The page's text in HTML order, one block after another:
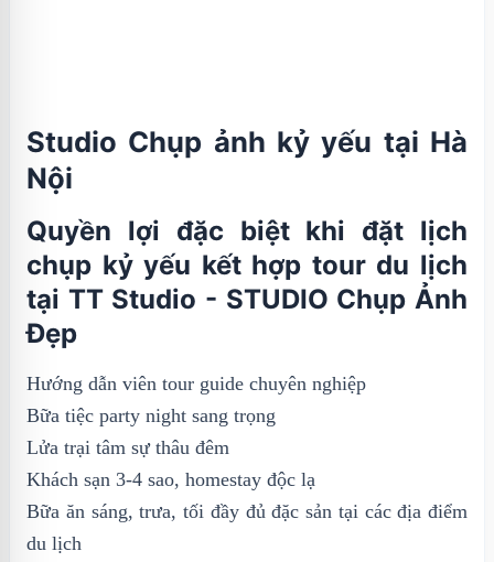
Studio Chụp ảnh kỷ yếu tại Hà
Nội
Quyền lợi đặc biệt khi đặt lịch
chụp kỷ yếu kết hợp tour du lịch
tại TT Studio - STUDIO Chụp Ảnh
Đẹp
Hướng dẫn viên tour guide chuyên nghiệp
Bữa tiệc party night sang trọng
Lửa trại tâm sự thâu đêm
Khách sạn 3-4 sao, homestay độc lạ
Bữa ăn sáng, trưa, tối đầy đủ đặc sản tại các địa điểm
du lịch